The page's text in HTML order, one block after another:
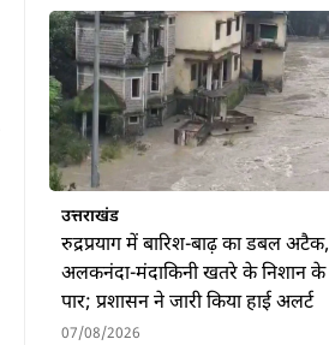
उत्तराखंड
रुद्रप्रयाग में बारिश-बाढ़ का डबल अटैक,
अलकनंदा-मंदाकिनी खतरे के निशान के
पार; प्रशासन ने जारी किया हाई अलर्ट
07/08/2026